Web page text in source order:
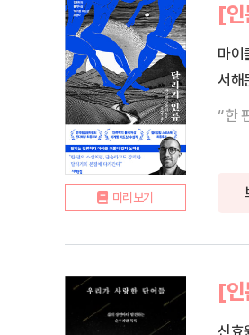
미리보기
[
마이
서해
“한
[
신효